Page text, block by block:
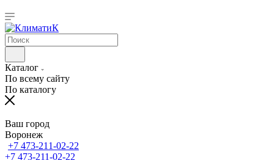
Каталог
По всему сайту
По каталогу
Ваш город
Воронеж
+7 473-211-02-22
+7 473-211-02-22